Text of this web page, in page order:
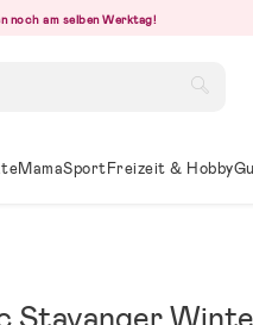
noch am selben Werktag!
MamaSportFreizeit & Hobby